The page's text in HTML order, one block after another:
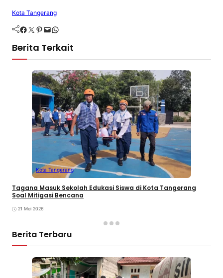
Kota Tangerang
Facebook Twitter Pinterest Mail WhatsApp
Berita Terkait
Kota Tangerang
Tagana Masuk Sekolah Edukasi Siswa di Kota Tangerang
Soal Mitigasi Bencana
21 Mei 2026
Berita Terbaru